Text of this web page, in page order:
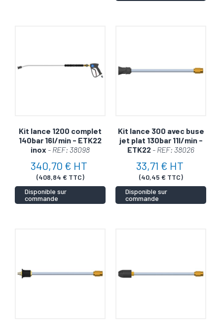
Kit lance 1200 complet
140bar 16l/min - ETK22
inox - REF: 38098
340,70 € HT
(408,84 € TTC)
Disponible sur
commande
Kit lance 300 avec buse
jet plat 130bar 11l/min -
ETK22 - REF: 38026
33,71 € HT
(40,45 € TTC)
Disponible sur
commande